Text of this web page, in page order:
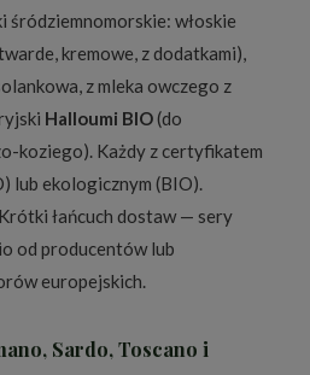
włoskie
kremowe, z dodatkami),
z mleka owczego z
Halloumi BIO(do
koziego). Każdy z certyfikatem
lub ekologicznym (BIO).
łańcuch dostaw — sery
od producentów lub
europejskich.
Sardo, Toscano i